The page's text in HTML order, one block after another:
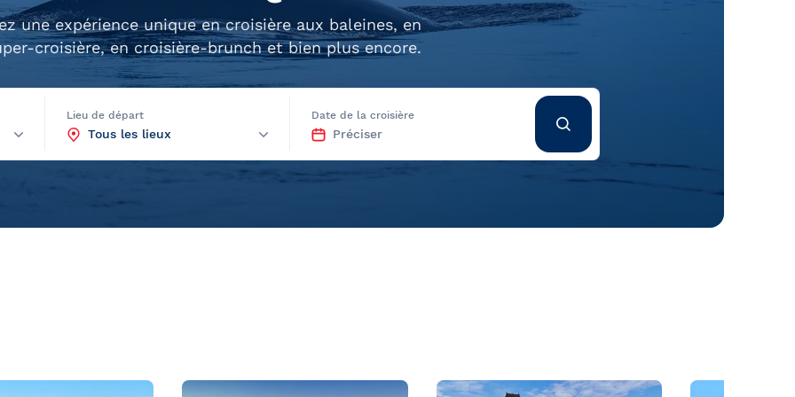
du Saint-
une expérience unique en croisière aux baleines, en
croisière, en croisière-brunch et bien plus encore.
Lieu de départ Date de la croisière